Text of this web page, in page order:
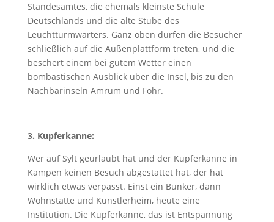
Standesamtes, die ehemals kleinste Schule
Deutschlands und die alte Stube des
Leuchtturmwärters. Ganz oben dürfen die Besucher
schließlich auf die Außenplattform treten, und die
beschert einem bei gutem Wetter einen
bombastischen Ausblick über die Insel, bis zu den
Nachbarinseln Amrum und Föhr.
3. Kupferkanne:
Wer auf Sylt geurlaubt hat und der Kupferkanne in
Kampen keinen Besuch abgestattet hat, der hat
wirklich etwas verpasst. Einst ein Bunker, dann
Wohnstätte und Künstlerheim, heute eine
Institution. Die Kupferkanne, das ist Entspannung